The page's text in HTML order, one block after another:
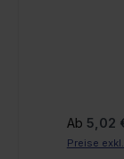
Regulärer
Ab 5,02
Preise